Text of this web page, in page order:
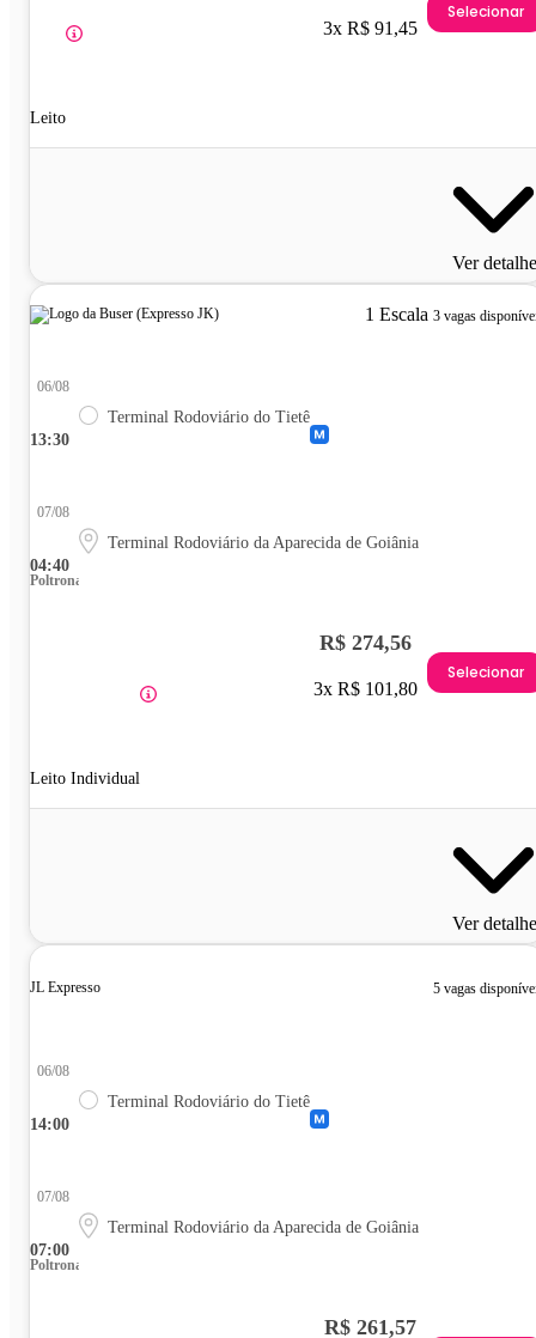
Leito
3x R$ 91,45
Selecionar
Ver
1 Escala 3 vagas
13:30
06/08
Terminal Rodoviário do Tietê
04:40
07/08
Terminal Rodoviário da Aparecida de Goiânia
Poltrona
Leito Individual
R$ 274,56
3x R$ 101,80
Selecionar
Ver
JL Expresso 5 vagas
14:00
06/08
Terminal Rodoviário do Tietê
07:00
07/08
Terminal Rodoviário da Aparecida de Goiânia
Poltrona
R$ 261,57